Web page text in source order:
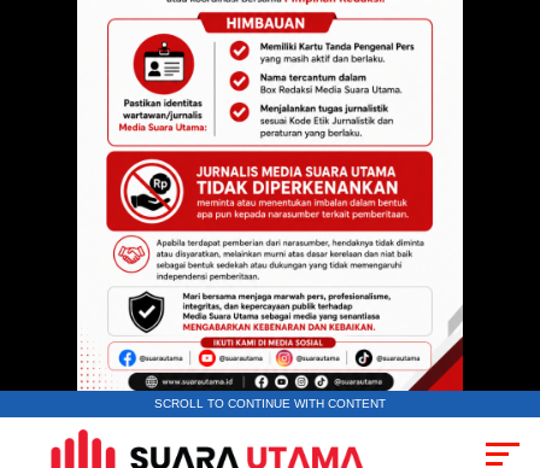
SCROLL TO CONTINUE WITH CONTENT